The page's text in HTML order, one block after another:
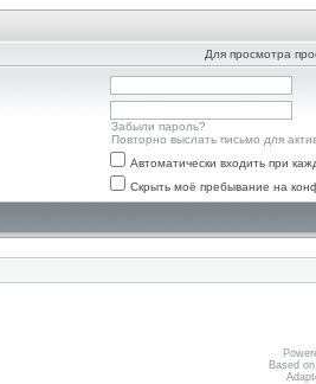
Для просмотра
Забыли пароль?
Повторно выслать письмо для
Автоматически входить при
Скрыть моё пребывание на
Based